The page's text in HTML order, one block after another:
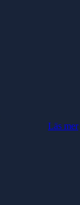
Läs mer